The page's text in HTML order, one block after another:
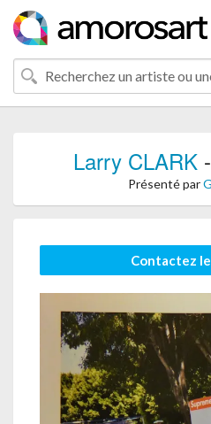
Larry CLARK-
Présenté par
Contactez